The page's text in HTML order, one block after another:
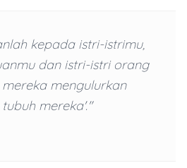
kepada istri-istrimu,
dan istri-istri orang
mengulurkan
mereka'."